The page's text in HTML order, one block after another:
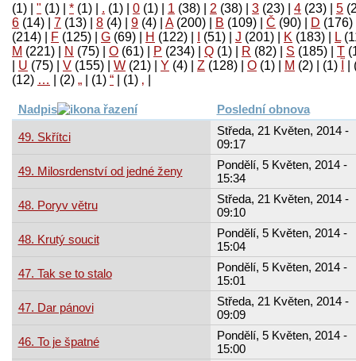
(1) " (1) * (1) . (1) 0 (1) 1 (38) 2 (38) 3 (23) 4 (23) 5
6 (14) 7 (13) 8 (4) 9 (4) A(200) B (109) Č (90) D (176)
(214)
F (125) G (69) H (122) (51) J (201) K (183) L
M (221) N (75) O (61) P (234) Q (1) R (82) S (185) T
U (75) V (155) W (21) Y (4) Z (128) Ο (1) М (2)
(1)
‚
(1)
“
(1)
„
(2)
…
(12)
Nadpis Poslední obnova
49. Skřítci
Středa, 21 Květen, 2014 -
09:17
49. Milosrdenství od jedné ženy
Pondělí, 5 Květen, 2014 -
15:34
48. Poryv větru
Středa, 21 Květen, 2014 -
09:10
48. Krutý soucit
Pondělí, 5 Květen, 2014 -
15:04
47. Tak se to stalo
Pondělí, 5 Květen, 2014 -
15:01
47. Dar pánovi
Středa, 21 Květen, 2014 -
09:09
46. To je špatné
Pondělí, 5 Květen, 2014 -
15:00